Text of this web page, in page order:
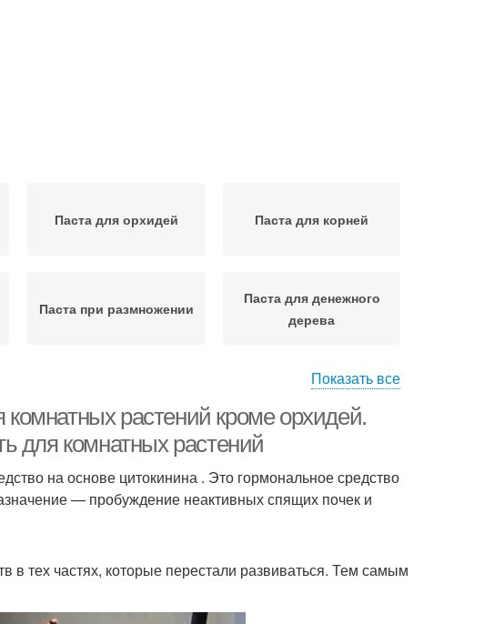
Паста для орхидей Паста для корней
Паста при размножении
Паста для денежного
дерева
инструкция
Показать все
растений кроме орхидей.
для комнатных растений
на основе цитокинина . Это гормональное средство
— пробуждение неактивных спящих почек и
в тех частях, которые перестали развиваться. Тем самым